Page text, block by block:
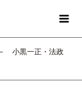
小黒一正・法政